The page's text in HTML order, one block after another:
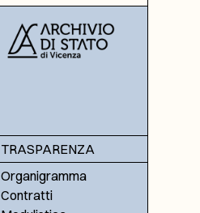
TRASPARENZA
Organigramma
Contratti